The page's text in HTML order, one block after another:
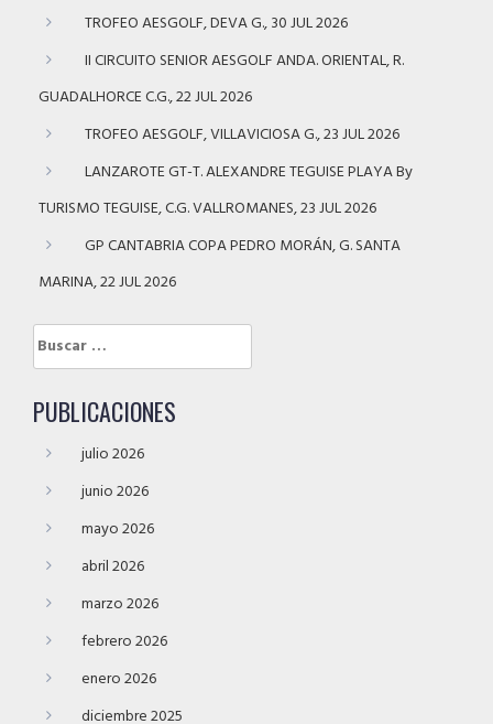
TROFEO AESGOLF, DEVA G., 30 JUL 2026
II CIRCUITO SENIOR AESGOLF ANDA. ORIENTAL, R.
GUADALHORCE C.G., 22 JUL 2026
TROFEO AESGOLF, VILLAVICIOSA G., 23 JUL 2026
LANZAROTE GT-T. ALEXANDRE TEGUISE PLAYA By
TURISMO TEGUISE, C.G. VALLROMANES, 23 JUL 2026
GP CANTABRIA COPA PEDRO MORÁN, G. SANTA
MARINA, 22 JUL 2026
Buscar:
PUBLICACIONES
julio 2026
junio 2026
mayo 2026
abril 2026
marzo 2026
febrero 2026
enero 2026
diciembre 2025